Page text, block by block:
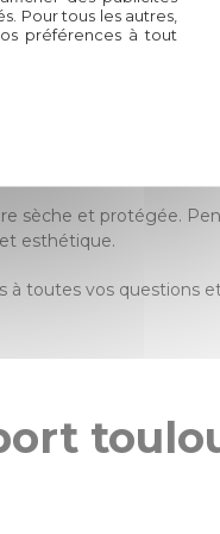
?
aux conditions
sèche et protégée.
esthétique.
à toutes vos questions
Pour tous les autres,
préférences à tout